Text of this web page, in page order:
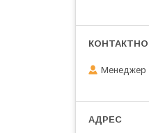
Менеджер